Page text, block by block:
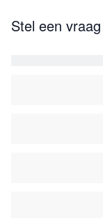
Novelty &
pagina's 61 & 62 .
Stel een